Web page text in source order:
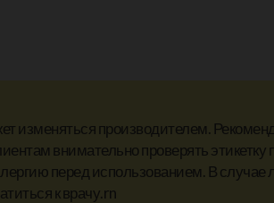
изменяться производителем.
внимательно проверять этикетку
перед использованием. В случае
к врачу.rn